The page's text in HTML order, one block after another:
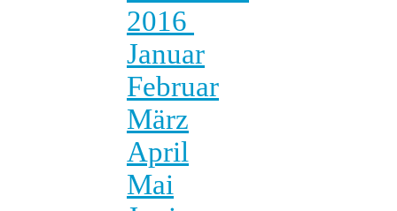
2016
Januar
Februar
März
April
Mai